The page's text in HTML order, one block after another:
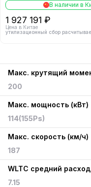
В наличии в
1 927 191 ₽
Цена в Китае
утилизационный сбор
Макс. крутящий
200
Макс. мощность (кВт)
114(155Ps)
Макс. скорость (км/ч)
187
WLTC средний
7.15